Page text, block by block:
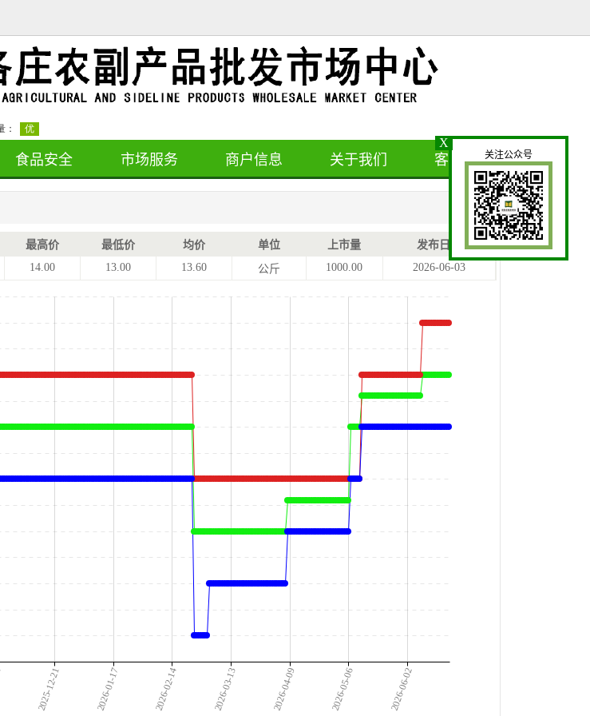
食品安全 市场服务 商户信息 关于我们 客户留言
最高价 最低价 均价 单位 上市量
发布日期
14.00 13.00 13.60 公斤 1000.00 2026-06-03
2025-12-21 2026-01-17 2026-02-14 2026-03-13 2026-04-09 2026-05-06 2026-06-02
关注公众号
X